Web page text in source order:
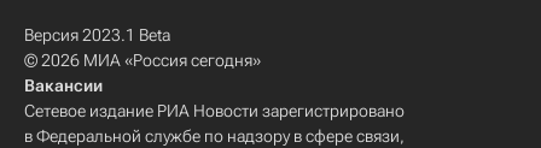
Версия 2023.1 Beta
© 2026 МИА «Россия сегодня»
Вакансии
Сетевое издание РИА Новости зарегистрировано
в Федеральной службе по надзору в сфере связи,